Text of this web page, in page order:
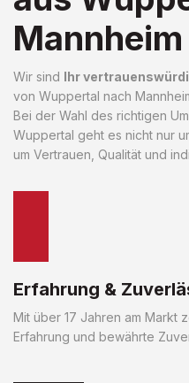
Mannheim
Wir sind Ihr
von Wuppertal nach
Bei der Wahl des richtigen
Wuppertal geht es nicht nur
um Vertrauen, Qualität und
Erfahrung &
Mit über 17 Jahren am Markt
Erfahrung und bewährte